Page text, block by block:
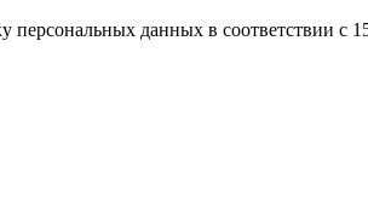
персональных данных в соответствии